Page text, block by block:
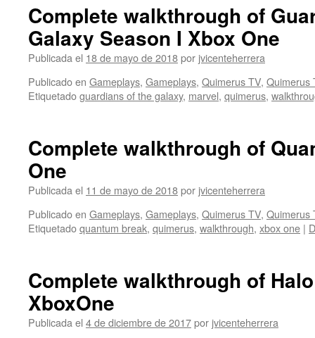
Complete walkthrough of
Galaxy Season I Xbox One
Publicada el 18 de mayo de 2018por jvicenteherrera
Publicado en Gameplays, Gameplays, Quimerus TV, Quimerus
Etiquetadoguardians of the galaxy, marvel, quimerus,
Complete walkthrough of
One
Publicada el 11 de mayo de 2018por jvicenteherrera
Publicado en Gameplays, Gameplays, Quimerus TV, Quimerus
Etiquetadoquantum break, quimerus, walkthrough, xbox one |
Complete walkthrough of
XboxOne
Publicada el 4 de diciembre de 2017por jvicenteherrera